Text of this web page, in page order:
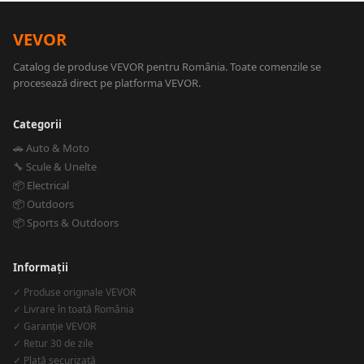
VEVOR
Catalog de produse VEVOR pentru România. Toate comenzile se
procesează direct pe platforma VEVOR.
Categorii
🚗 Auto & Moto
🔧 Scule & Unelte
📦 Electrical
📦 Outdoors
📦 Sports & Outdoors
Informații
✓ Produse originale VEVOR
✓ Livrare în toată România
✓ Garanție VEVOR
✓ Retur 30 de zile
✓ Plată securizată